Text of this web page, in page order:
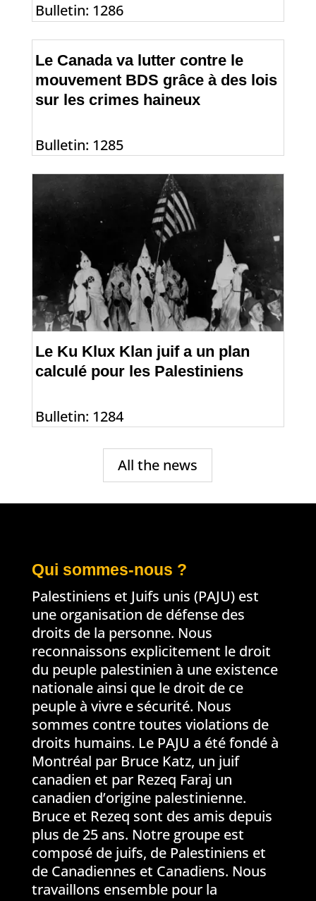
Bulletin: 1286
Le Canada va lutter contre le
mouvement BDS grâce à des lois
sur les crimes haineux
Bulletin: 1285
Le Ku Klux Klan juif a un plan
calculé pour les Palestiniens
Bulletin: 1284
All the news
Qui sommes-nous ?
Palestiniens et Juifs unis (PAJU) est
une organisation de défense des
droits de la personne. Nous
reconnaissons explicitement le droit
du peuple palestinien à une existence
nationale ainsi que le droit de ce
peuple à vivre e sécurité. Nous
sommes contre toutes violations de
droits humains. Le PAJU a été fondé à
Montréal par Bruce Katz, un juif
canadien et par Rezeq Faraj un
canadien d’origine palestinienne.
Bruce et Rezeq sont des amis depuis
plus de 25 ans. Notre groupe est
composé de juifs, de Palestiniens et
de Canadiennes et Canadiens. Nous
travaillons ensemble pour la